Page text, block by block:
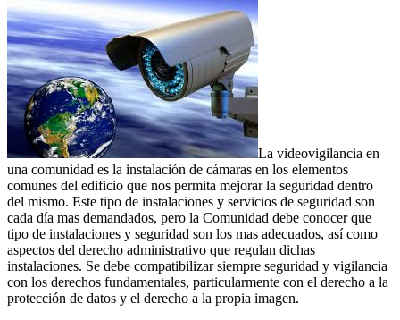
La videovigilancia en
una comunidad es la instalación de cámaras en los elementos
comunes del edificio que nos permita mejorar la seguridad dentro
del mismo. Este tipo de instalaciones y servicios de seguridad son
cada día mas demandados, pero la Comunidad debe conocer que
tipo de instalaciones y seguridad son los mas adecuados, así como
aspectos del derecho administrativo que regulan dichas
instalaciones. Se debe compatibilizar siempre seguridad y vigilancia
con los derechos fundamentales, particularmente con el derecho a la
protección de datos y el derecho a la propia imagen.